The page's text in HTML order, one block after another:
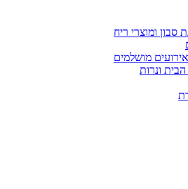
סבון ומוצרי ריח
מושלמים
ונרות